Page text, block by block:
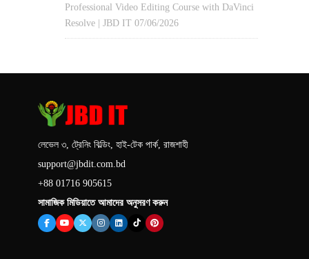
Professional Video Editing Course with DaVinci
Resolve | JBD IT 07/06/2026
লেভেল ৩, ট্রেনিং বিল্ডিং, হাই-টেক পার্ক, রাজশাহী
support@jbdit.com.bd
+88 01716 905615
সামাজিক মিডিয়াতে আমাদের অনুসরণ করুন